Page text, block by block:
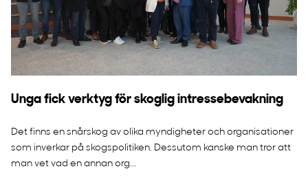
Unga fick verktyg för skoglig intressebevakning
Det finns en snårskog av olika myndigheter och organisationer
som inverkar på skogspolitiken. Dessutom kanske man tror att
man vet vad en annan org...